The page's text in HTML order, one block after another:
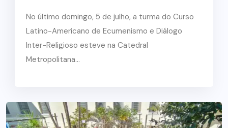
No último domingo, 5 de julho, a turma do Curso
Latino-Americano de Ecumenismo e Diálogo
Inter-Religioso esteve na Catedral
Metropolitana...